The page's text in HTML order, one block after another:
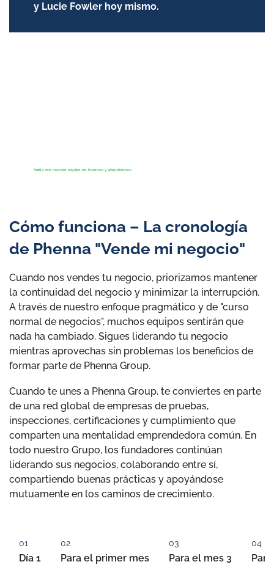
y Lucie Fowler hoy mismo.
Habla con nuestro equipo de fusiones y adquisiciones
Cómo funciona – La cronología
de Phenna "Vende mi negocio"
Cuando nos vendes tu negocio, priorizamos mantener
la continuidad del negocio y minimizar la interrupción.
A través de nuestro enfoque pragmático y de "curso
normal de negocios", muchos equipos sentirán que
nada ha cambiado. Sigues liderando tu negocio
mientras aprovechas sin problemas los beneficios de
formar parte de Phenna Group.
Cuando te unes a Phenna Group, te conviertes en parte
de una red global de empresas de pruebas,
inspecciones, certificaciones y cumplimiento que
comparten una mentalidad emprendedora común. En
todo nuestro Grupo, los fundadores continúan
liderando sus negocios, colaborando entre sí,
compartiendo buenas prácticas y apoyándose
mutuamente en los caminos de crecimiento.
Día 1 Para el primer mes Para el mes 3